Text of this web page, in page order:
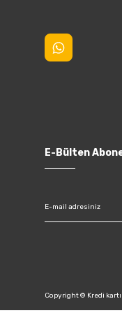
E-Bülten
Copyright © Kredi